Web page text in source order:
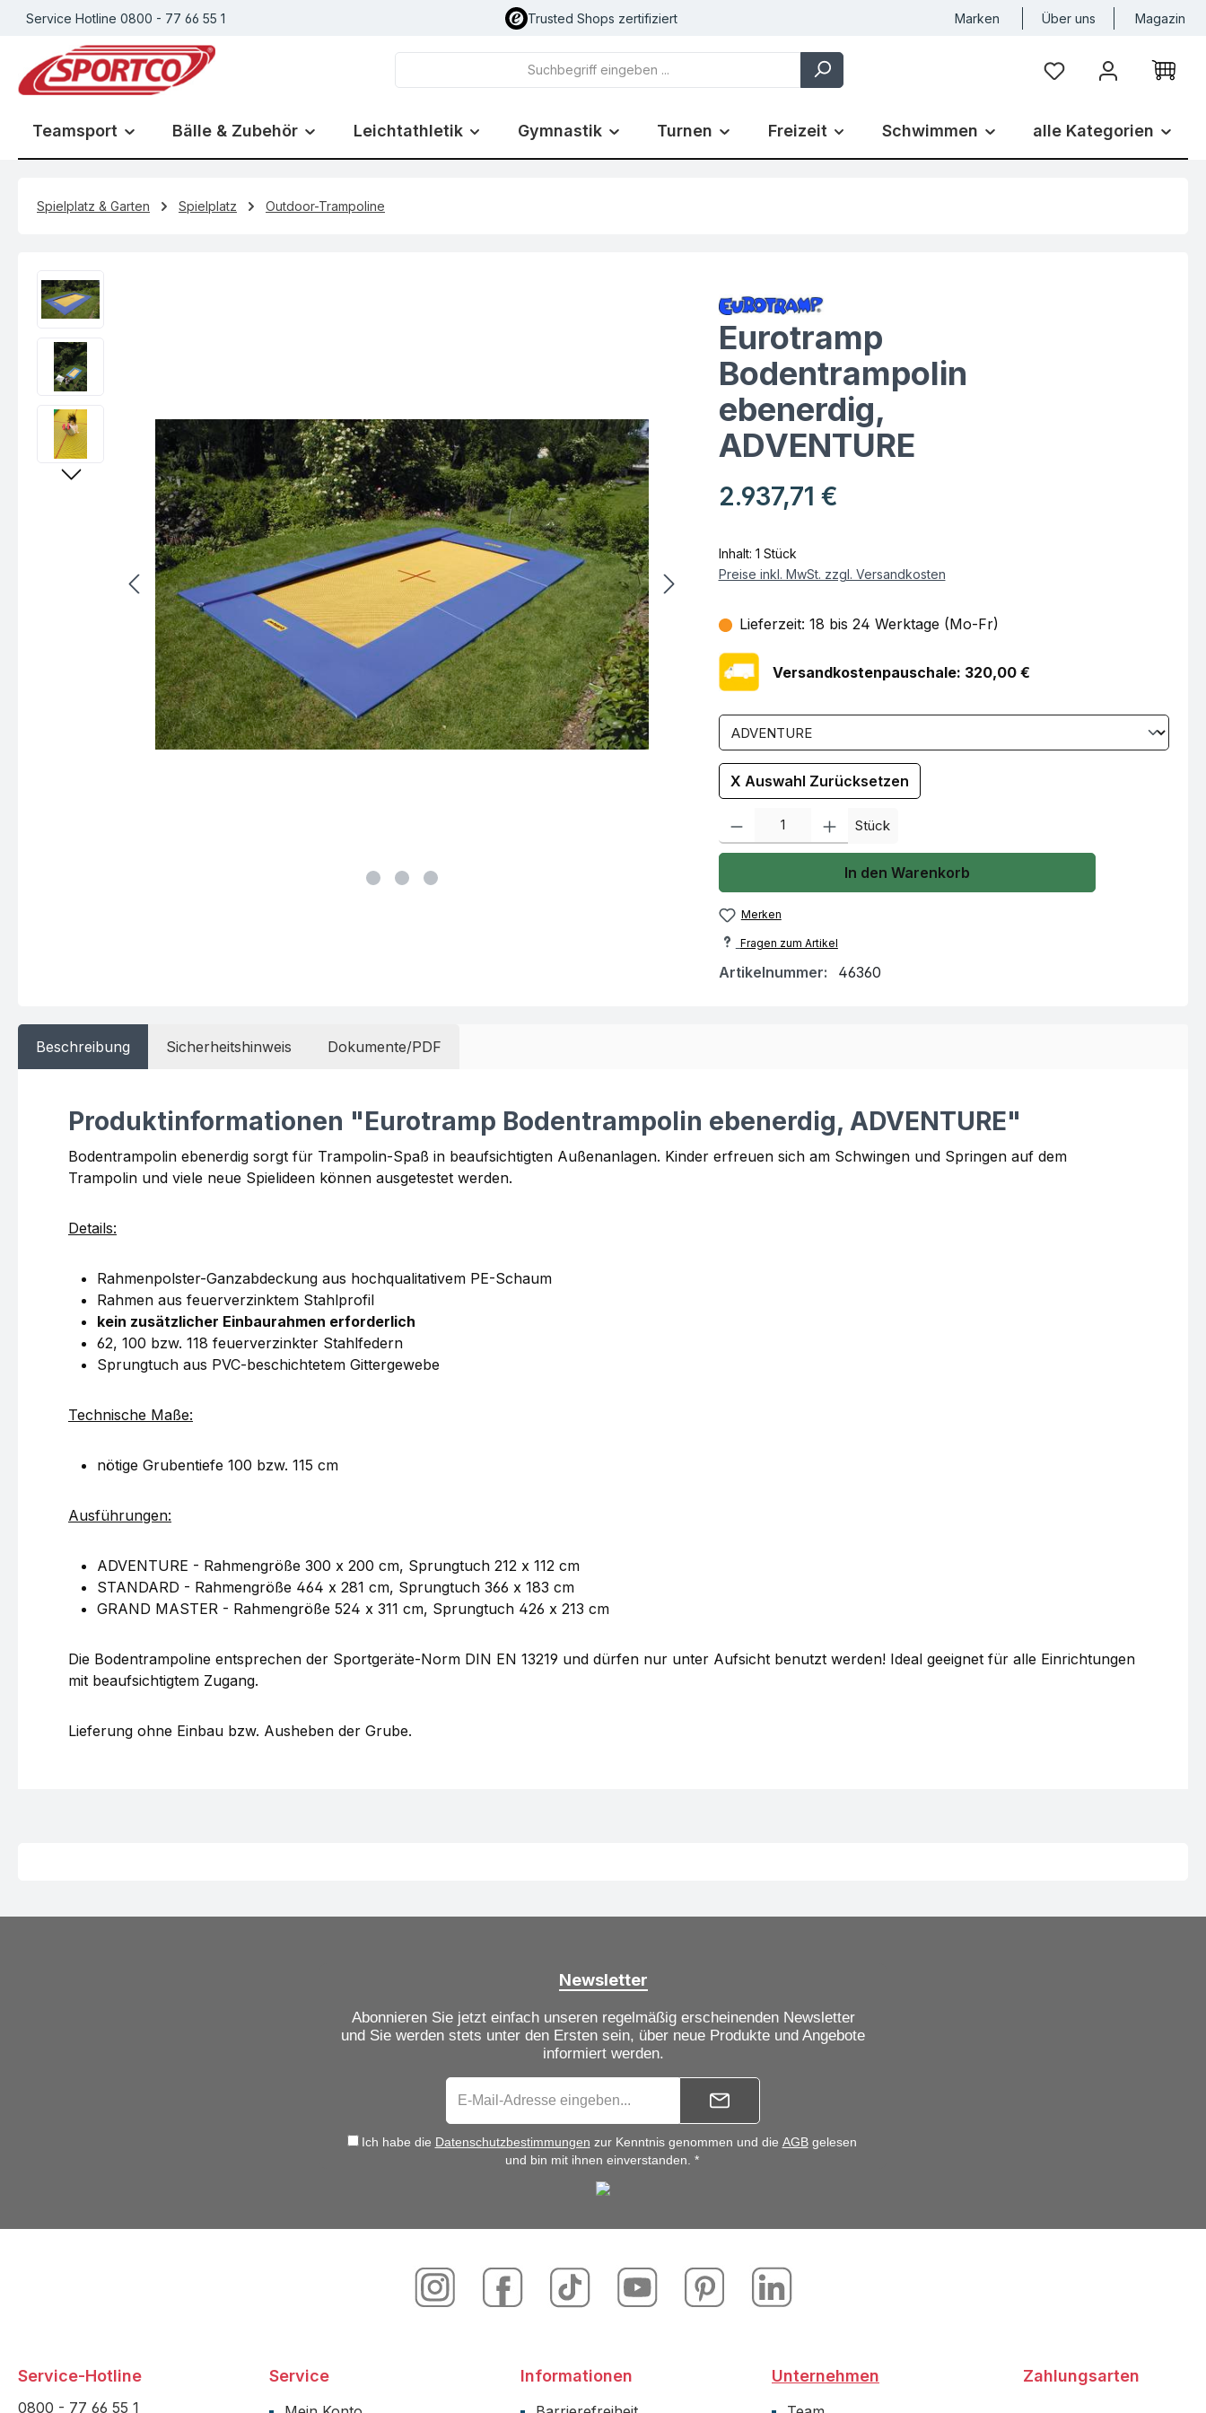
Hauptinhalt springen
Zur Suche springen
Zur Hauptnavigation springen
Service Hotline 0800 - 77 66 55 1 Trusted Shops zertifiziert Marken Über uns Magazin
Teamsport Bälle & Zubehör Leichtathletik Gymnastik Turnen Freizeit Schwimmen alle Kategorien
Spielplatz & Garten Spielplatz Outdoor-Trampoline
Bildergalerie überspringen
Eurotramp
Bodentrampolin
ebenerdig,
ADVENTURE
Regulärer Preis:
2.937,71 €
Inhalt: 1 Stück
Preise inkl. MwSt. zzgl. Versandkosten
Lieferzeit: 18 bis 24 Werktage (Mo-Fr)
Versandkostenpauschale: 320,00 €
X Auswahl Zurücksetzen
Produkt Anzahl: Gib den gewünschten Wert ein oder benutze die Schaltflächen
Stück
In den Warenkorb
Merken
Fragen zum Artikel
Artikelnummer: 46360
Beschreibung Sicherheitshinweis Dokumente/PDF
Produktinformationen "Eurotramp Bodentrampolin ebenerdig, ADVENTURE"
Bodentrampolin ebenerdig sorgt für Trampolin-Spaß in beaufsichtigten Außenanlagen. Kinder erfreuen sich am Schwingen und Springen auf dem
Trampolin und viele neue Spielideen können ausgetestet werden.
Details:
Rahmenpolster-Ganzabdeckung aus hochqualitativem PE-Schaum
Rahmen aus feuerverzinktem Stahlprofil
kein zusätzlicher Einbaurahmen erforderlich
62, 100 bzw. 118 feuerverzinkter Stahlfedern
Sprungtuch aus PVC-beschichtetem Gittergewebe
Technische Maße:
nötige Grubentiefe 100 bzw. 115 cm
Ausführungen:
ADVENTURE - Rahmengröße 300 x 200 cm, Sprungtuch 212 x 112 cm
STANDARD - Rahmengröße 464 x 281 cm, Sprungtuch 366 x 183 cm
GRAND MASTER - Rahmengröße 524 x 311 cm, Sprungtuch 426 x 213 cm
Die Bodentrampoline entsprechen der Sportgeräte-Norm DIN EN 13219 und dürfen nur unter Aufsicht benutzt werden! Ideal geeignet für alle Einrichtungen
mit beaufsichtigtem Zugang.
Lieferung ohne Einbau bzw. Ausheben der Grube.
Newsletter
Abonnieren Sie jetzt einfach unseren regelmäßig erscheinenden Newsletter
und Sie werden stets unter den Ersten sein, über neue Produkte und Angebote
informiert werden.
Ich habe die Datenschutzbestimmungen zur Kenntnis genommen und die AGBgelesen
und bin mit ihnen einverstanden. *
Service-Hotline
0800 - 77 66 55 1
Service Informationen Unternehmen Zahlungsarten